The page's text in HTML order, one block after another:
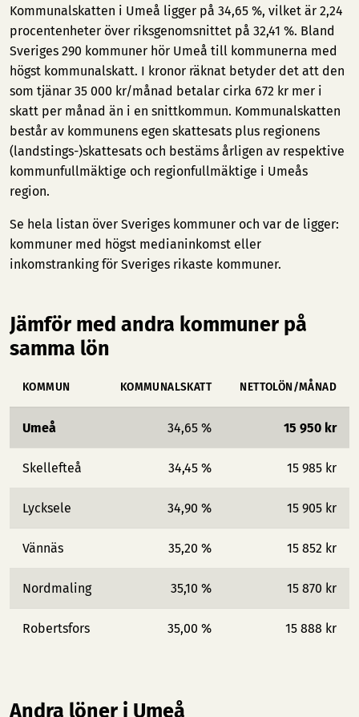
Kommunalskatten i Umeå ligger på 34,65 %, vilket är 2,24
procentenheter över riksgenomsnittet på 32,41 %. Bland
Sveriges 290 kommuner hör Umeå till kommunerna med
högst kommunalskatt. I kronor räknat betyder det att den
som tjänar 35 000 kr/månad betalar cirka 672 kr mer i
skatt per månad än i en snittkommun. Kommunalskatten
består av kommunens egen skattesats plus regionens
(landstings-)skattesats och bestäms årligen av respektive
kommunfullmäktige och regionfullmäktige i Umeås
region.
Se hela listan över Sveriges kommuner och var de ligger:
kommuner med högst medianinkomst eller
inkomstranking för Sveriges rikaste kommuner.
Jämför med andra kommuner på
samma lön
KOMMUN KOMMUNALSKATT NETTOLÖN/MÅNAD
Umeå 34,65 % 15 950 kr
Skellefteå 34,45 % 15 985 kr
Lycksele 34,90 % 15 905 kr
Vännäs 35,20 % 15 852 kr
Nordmaling 35,10 % 15 870 kr
Robertsfors 35,00 % 15 888 kr
Andra löner i Umeå